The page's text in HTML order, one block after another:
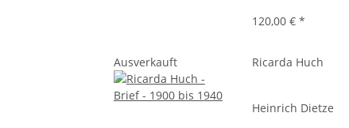
120,00 €*
Ausverkauft Ricarda Huch
Heinrich Dietze